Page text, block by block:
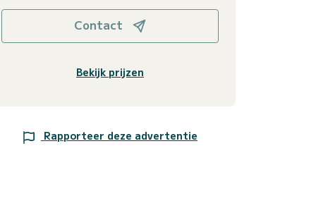
Contact
Bekijk prijzen
Rapporteer deze advertentie